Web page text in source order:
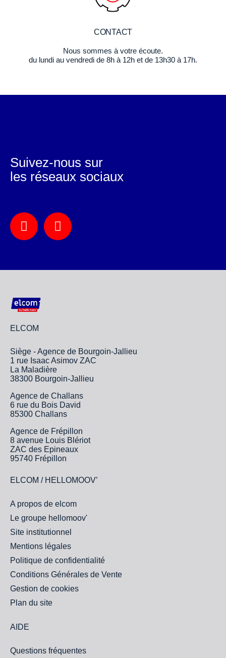
CONTACT
Nous sommes à votre écoute.
du lundi au vendredi de 8h à 12h et de 13h30 à 17h.
ELCOM
Siège - Agence de Bourgoin-Jallieu
1 rue Isaac Asimov ZAC
La Maladière
38300 Bourgoin-Jallieu
Agence de Challans
6 rue du Bois David
85300 Challans
Agence de Frépillon
8 avenue Louis Blériot
ZAC des Epineaux
95740 Frépillon
ELCOM / HELLOMOOV’
A propos de elcom
Le groupe hellomoov'
Site institutionnel
Mentions légales
Politique de confidentialité
Conditions Générales de Vente
Gestion de cookies
Plan du site
AIDE
Questions fréquentes
Suivez-nous sur
les réseaux sociaux